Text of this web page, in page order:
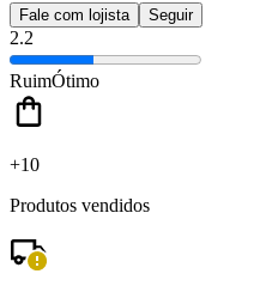
Fale com lojista Seguir
2.2
RuimÓtimo
+10
Produtos vendidos